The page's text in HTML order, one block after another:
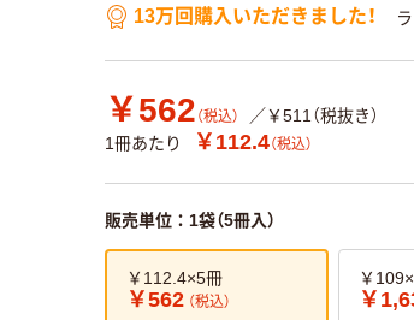
13万回購入いただきました！
￥562 （税込）
／￥511（税抜き）
1冊あたり
￥112.4（税込）
販売単位：1袋（5冊入）
￥112.4×5冊
￥562 （税込）
￥
￥